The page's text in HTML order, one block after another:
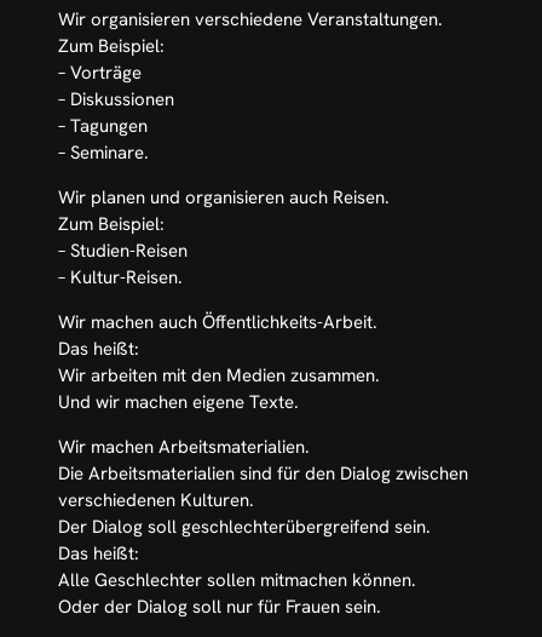
Wir organisieren verschiedene Veranstaltungen.
Zum Beispiel:
– Vorträge
– Diskussionen
– Tagungen
– Seminare.
Wir planen und organisieren auch Reisen.
Zum Beispiel:
– Studien-Reisen
– Kultur-Reisen.
Wir machen auch Öffentlichkeits-Arbeit.
Das heißt:
Wir arbeiten mit den Medien zusammen.
Und wir machen eigene Texte.
Wir machen Arbeitsmaterialien.
Die Arbeitsmaterialien sind für den Dialog zwischen
verschiedenen Kulturen.
Der Dialog soll geschlechterübergreifend sein.
Das heißt:
Alle Geschlechter sollen mitmachen können.
Oder der Dialog soll nur für Frauen sein.